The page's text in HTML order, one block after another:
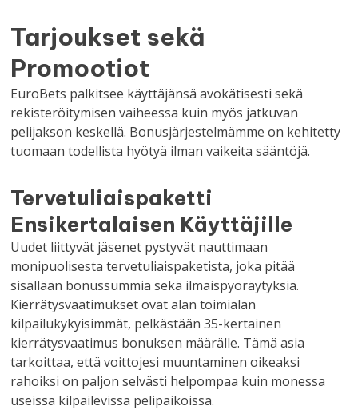
Tarjoukset sekä
Promootiot
EuroBets palkitsee käyttäjänsä avokätisesti sekä
rekisteröitymisen vaiheessa kuin myös jatkuvan
pelijakson keskellä. Bonusjärjestelmämme on kehitetty
tuomaan todellista hyötyä ilman vaikeita sääntöjä.
Tervetuliaispaketti
Ensikertalaisen Käyttäjille
Uudet liittyvät jäsenet pystyvät nauttimaan
monipuolisesta tervetuliaispaketista, joka pitää
sisällään bonussummia sekä ilmaispyöräytyksiä.
Kierrätysvaatimukset ovat alan toimialan
kilpailukykyisimmät, pelkästään 35-kertainen
kierrätysvaatimus bonuksen määrälle. Tämä asia
tarkoittaa, että voittojesi muuntaminen oikeaksi
rahoiksi on paljon selvästi helpompaa kuin monessa
useissa kilpailevissa pelipaikoissa.